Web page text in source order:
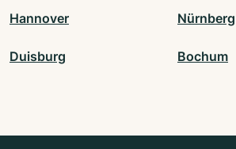
Hannover Nürnberg
Duisburg Bochum